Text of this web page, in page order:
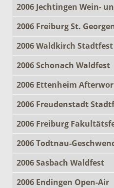
2006 Jechtingen Wein-
2006 Freiburg St.
2006 Waldkirch Stadtfest
2006 Schonach Waldfest
2006 Ettenheim
2006 Freudenstadt
2006 Freiburg
2006 Todtnau-
2006 Sasbach Waldfest
2006 Endingen Open-Air